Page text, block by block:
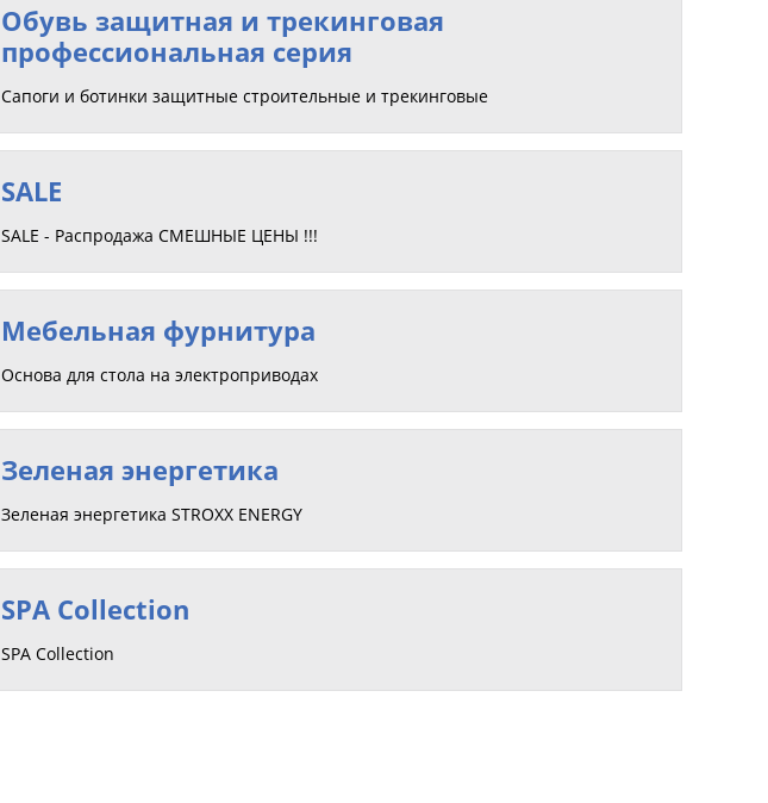
Обувь защитная и трекинговая
профессиональная серия
Сапоги и ботинки защитные строительные и трекинговые
SALE
SALE - Распродажа СМЕШНЫЕ ЦЕНЫ !!!
Мебельная фурнитура
Основа для стола на электроприводах
Зеленая энергетика
Зеленая энергетика STROXX ENERGY
SPA Collection
SPA Collection